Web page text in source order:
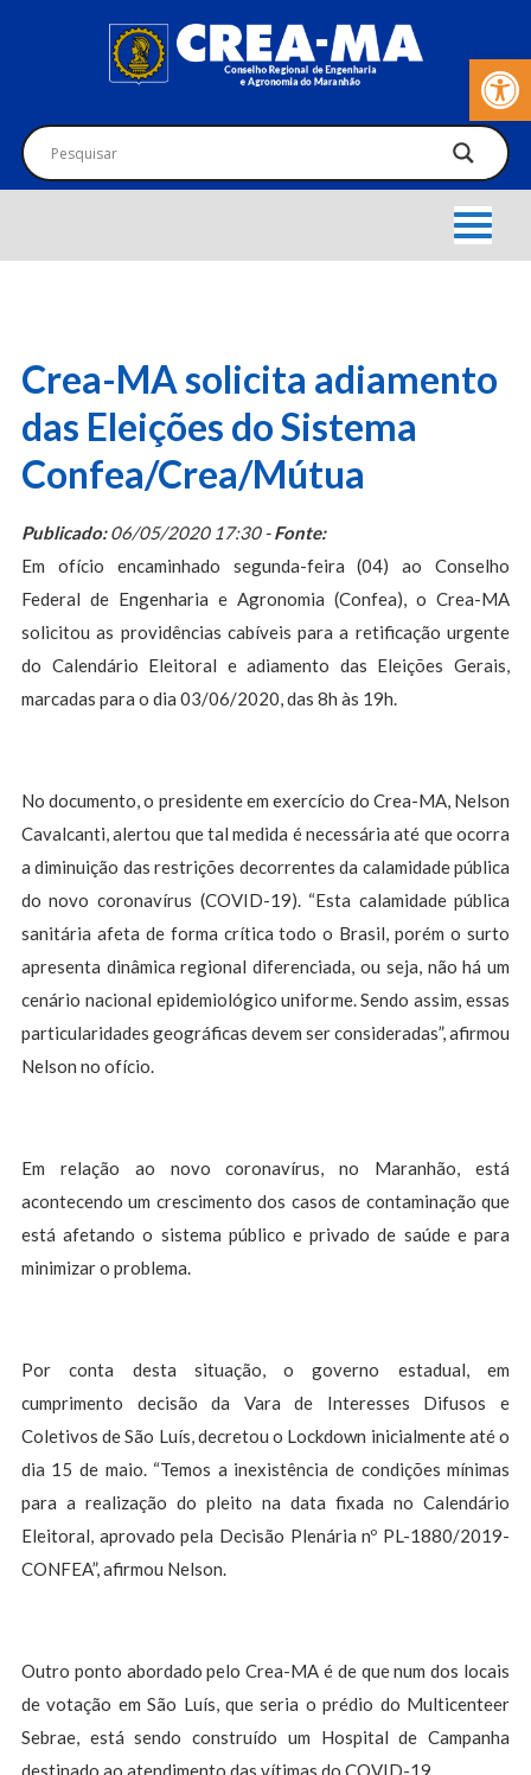
Barra de
Crea-MA solicita adiamento
das Eleições do Sistema
Confea/Crea/Mútua
Publicado:06/05/2020 17:30 -Fonte:
Em ofício encaminhado segunda-feira (04) ao Conselho
Federal de Engenharia e Agronomia (Confea), o Crea-MA
solicitou as providências cabíveis para a retificação urgente
do Calendário Eleitoral e adiamento das Eleições Gerais,
marcadas para o dia 03/06/2020, das 8h às 19h.
No documento, o presidente em exercício do Crea-MA, Nelson
Cavalcanti, alertou que tal medida é necessária até que ocorra
a diminuição das restrições decorrentes da calamidade pública
do novo coronavírus (COVID-19). “Esta calamidade pública
sanitária afeta de forma crítica todo o Brasil, porém o surto
apresenta dinâmica regional diferenciada, ou seja, não há um
cenário nacional epidemiológico uniforme. Sendo assim, essas
particularidades geográficas devem ser consideradas”, afirmou
Nelson no ofício.
Em relação ao novo coronavírus, no Maranhão, está
acontecendo um crescimento dos casos de contaminação que
está afetando o sistema público e privado de saúde e para
minimizar o problema.
Por conta desta situação, o governo estadual, em
cumprimento decisão da Vara de Interesses Difusos e
Coletivos de São Luís, decretou o Lockdown inicialmente até o
dia 15 de maio. “Temos a inexistência de condições mínimas
para a realização do pleito na data fixada no Calendário
Eleitoral, aprovado pela Decisão Plenária nº PL-1880/2019-
CONFEA”, afirmou Nelson.
Outro ponto abordado pelo Crea-MA é de que num dos locais
de votação em São Luís, que seria o prédio do Multicenteer
Sebrae, está sendo construído um Hospital de Campanha
destinado ao atendimento das vítimas do COVID-19.